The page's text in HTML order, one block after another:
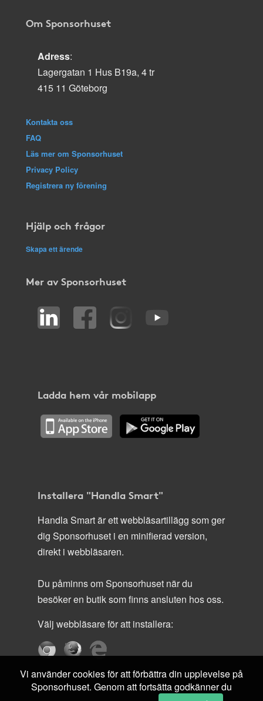
Om Sponsorhuset
Adress:
Lagergatan 1 Hus B19a, 4 tr
415 11 Göteborg
Kontakta oss
FAQ
Läs mer om Sponsorhuset
Privacy Policy
Registrera ny förening
Hjälp och frågor
Skapa ett ärende
Mer av Sponsorhuset
Ladda hem vår mobilapp
Installera "Handla Smart"
Handla Smart är ett webbläsartillägg som ger
dig Sponsorhuset i en minifierad version,
direkt i webbläsaren.
Du påminns om Sponsorhuset när du
besöker en butik som finns ansluten hos oss.
Välj webbläsare för att installera:
Vi använder cookies för att förbättra din upplevelse på
Sponsorhuset. Genom att fortsätta godkänner du